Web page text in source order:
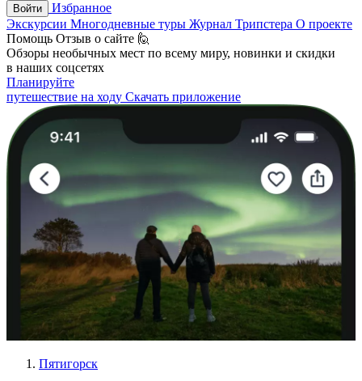
Войти
Избранное
Экскурсии Многодневные туры Журнал Трипстера О проекте
Помощь Отзыв о сайте 🙋
Обзоры необычных мест по всему миру, новинки и скидки
в наших соцсетях
Планируйте
путешествие на ходу Скачать приложение
Пятигорск